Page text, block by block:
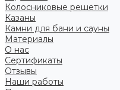
Колосниковые решетки
Казаны
Камни для бани и сауны
Материалы
О нас
Сертификаты
Отзывы
Наши работы